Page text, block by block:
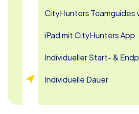
Ob als Incentive für Ihre Mitarbeiter,
Maßnahme oder einfach als
in Karlsruhe – Geocaching bietet
Mischung aus Abenteuer, Spaß und
Sie sich diese einzigartige
Seite!
CityHunters Teamguides
iPad mit CityHunters App
Individueller Start- &
Individuelle Dauer